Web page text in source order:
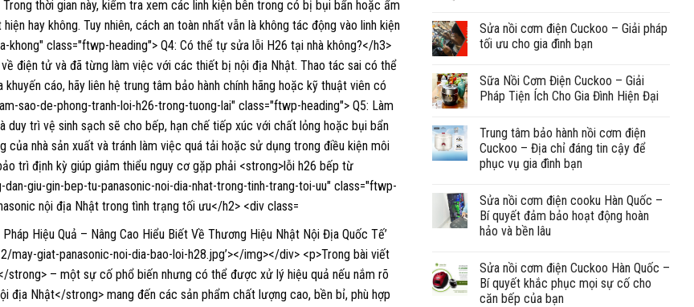
Sửa nồi cơm điện Cuckoo – Giải pháp
tối ưu cho gia đình bạn
Sữa Nồi Cơm Điện Cuckoo – Giải
Pháp Tiện Ích Cho Gia Đình Hiện Đại
Trung tâm bảo hành nồi cơm điện
Cuckoo – Địa chỉ đáng tin cậy để
phục vụ gia đình bạn
Sửa nồi cơm điện cooku Hàn Quốc –
Bí quyết đảm bảo hoạt động hoàn
hảo và bền lâu
Sửa nồi cơm điện Cuckoo Hàn Quốc –
Bí quyết khắc phục mọi sự cố cho
căn bếp của bạn